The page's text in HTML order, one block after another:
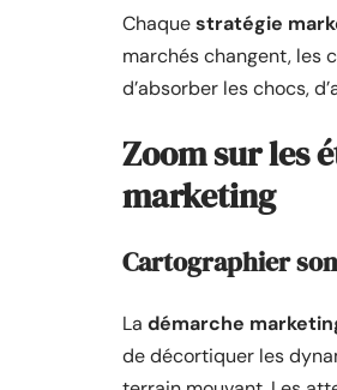
Chaquestratégie
marchés changent, les
d’absorber les chocs,
Zoom sur les
marketing
Cartographier
La démarche
de décortiquer les